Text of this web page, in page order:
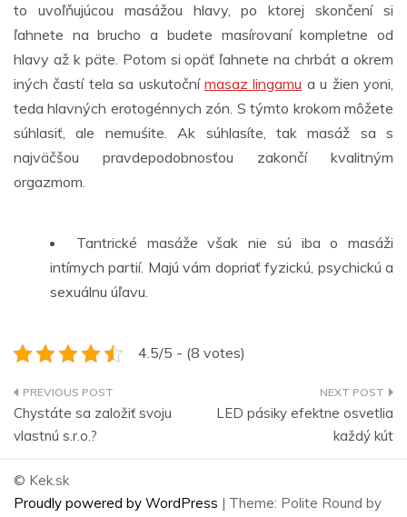
to uvoľňujúcou masážou hlavy, po ktorej skončení si
ľahnete na brucho a budete masírovaní kompletne od
hlavy až k päte. Potom si opäť ľahnete na chrbát a okrem
iných častí tela sa uskutoční masaz lingamu a u žien yoni,
teda hlavných erotogénnych zón. S týmto krokom môžete
súhlasiť, ale nemuśite. Ak súhlasíte, tak masáž sa s
najväčšou pravdepodobnosťou zakončí kvalitným
orgazmom.
Tantrické masáže však nie sú iba o masáži
intímych partií. Majú vám dopriať fyzickú, psychickú a
sexuálnu úľavu.
4.5/5 - (8 votes)
Navigace
pro
příspěvek
Chystáte sa založiť svoju
vlastnú s.r.o.?
LED pásiky efektne osvetlia
každý kút
© Kek.sk
Proudly powered by WordPress | Theme: Polite Round by